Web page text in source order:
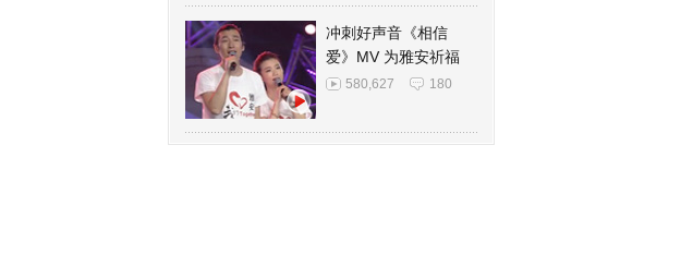
冲刺好声音《相信
爱》MV 为雅安祈福
580,627 180